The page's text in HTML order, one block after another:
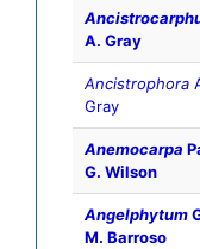
A. Gray
Ancistrophora
Gray
Anemocarpa
G. Wilson
Angelphytum
M. Barroso